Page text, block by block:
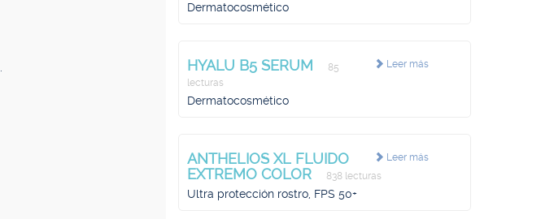
Dermatocosmético
Leer más
HYALU B5 SERUM
85
lecturas
Dermatocosmético
Leer más
ANTHELIOS XL FLUIDO
EXTREMO COLOR
838 lecturas
Ultra protección rostro, FPS 50+